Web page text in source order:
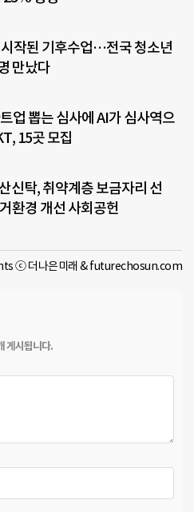
작된 기후수업…전국 청소년
만났다
업 뽑는 심사에 AI가 심사역으
15곳 모집
신탁, 취약계층 보금자리 선
환경 개선 사회공헌
ⓒ 더나은미래 & futurechosun.com